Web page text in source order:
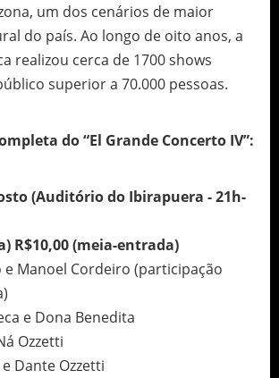
um dos cenários de maior
do país. Ao longo de oito anos, a
realizou cerca de 1700 shows
superior a 70.000 pessoas.
do “El Grande Concerto IV”:
(Auditório do Ibirapuera - 21h-
R$10,00 (meia-entrada)
e Manoel Cordeiro (participação
e Dona Benedita
Ozzetti
Dante Ozzetti